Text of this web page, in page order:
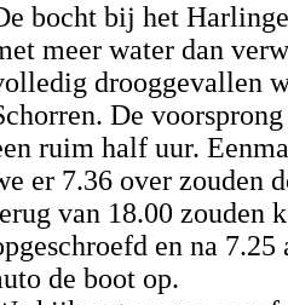
bocht bij het
meer water dan
drooggevallen
De
ruim half uur.
er 7.36 over zouden
van 18.00 zouden
en na
de boot op.